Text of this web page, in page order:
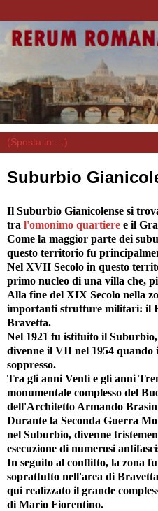
Suburbio
Il Suburbio Gianicolense si
tra l'omonimo quartiere e il
Come la maggior parte dei
questo territorio fu
Nel XVII Secolo in questo
primo nucleo di una villa che,
Alla fine del XIX Secolo nella
importanti strutture militari: il
Bravetta.
Nel 1921 fu istituito il
divenne il VII nel 1954 quando
soppresso.
Tra gli anni Venti e gli anni
monumentale complesso del
dell'Architetto Armando
Durante la Seconda Guerra
nel Suburbio, divenne
esecuzione di numerosi
In seguito al conflitto, la zona
soprattutto nell'area di
qui realizzato il grande
di Mario Fiorentino.